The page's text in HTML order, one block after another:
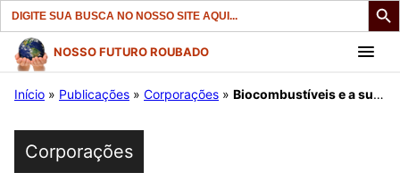
Search
for:
Pular
para
conteúdo
NOSSO FUTURO ROUBADO
Início » Publicações » Corporações » Biocombustíveis e a submissão econômica. Entrevista especial com Sérgio Schlesinger.
Corporações